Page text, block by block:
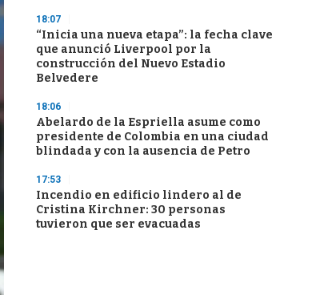
18:07
“Inicia una nueva etapa”: la fecha clave
que anunció Liverpool por la
construcción del Nuevo Estadio
Belvedere
18:06
Abelardo de la Espriella asume como
presidente de Colombia en una ciudad
blindada y con la ausencia de Petro
17:53
Incendio en edificio lindero al de
Cristina Kirchner: 30 personas
tuvieron que ser evacuadas